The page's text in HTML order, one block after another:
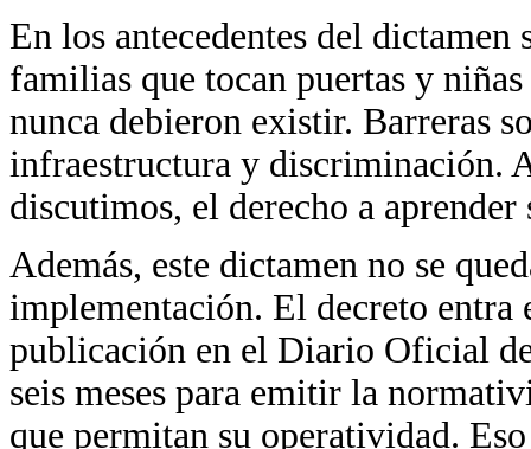
En los antecedentes del dictamen
familias que tocan puertas y
nunca debieron existir. Barreras
infraestructura y discriminación.
discutimos, el derecho a aprender
Además, este dictamen no se
implementación. El decreto entra
publicación en el Diario Oficial
seis meses para emitir la
que permitan su operatividad.